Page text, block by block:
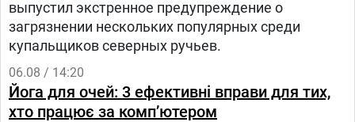
выпустил экстренное предупреждение о
загрязнении нескольких популярных среди
купальщиков северных ручьев.
06.08 / 14:20
Йога для очей: 3 ефективні вправи для тих,
хто працює за комп’ютером